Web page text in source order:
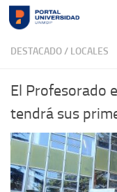
Skip to content
DESTACADO/ LOCALES
El Profesorado
tendrá sus